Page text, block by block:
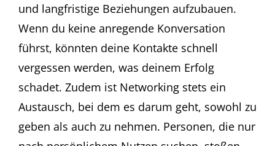
und langfristige Beziehungen aufzubauen.
Wenn du keine anregende Konversation
führst, könnten deine Kontakte schnell
vergessen werden, was deinem Erfolg
schadet. Zudem ist Networking stets ein
Austausch, bei dem es darum geht, sowohl zu
geben als auch zu nehmen. Personen, die nur